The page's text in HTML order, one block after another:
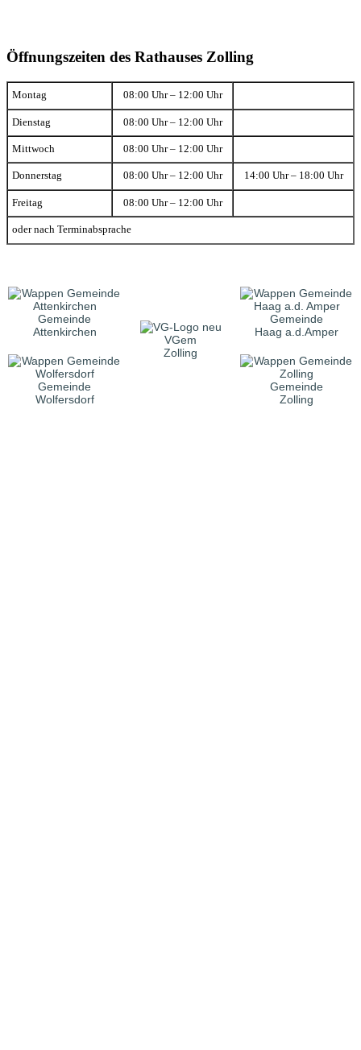
Öffnungszeiten des Rathauses Zolling
Montag 08:00 Uhr – 12:00 Uhr
Dienstag 08:00 Uhr – 12:00 Uhr
Mittwoch 08:00 Uhr – 12:00 Uhr
Donnerstag 08:00 Uhr – 12:00 Uhr 14:00 Uhr – 18:00 Uhr
Freitag 08:00 Uhr – 12:00 Uhr
oder nach Terminabsprache
Gemeinde
Attenkirchen
VGem
Zolling
Gemeinde
Haag a.d.Amper
Gemeinde
Wolfersdorf
Gemeinde
Zolling